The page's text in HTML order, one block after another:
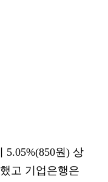
원) 상
고 기업은행은